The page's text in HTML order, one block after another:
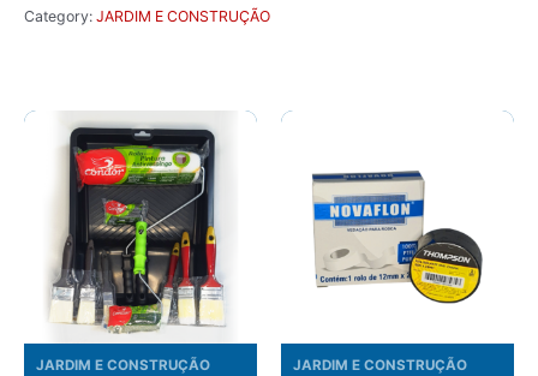
Category: JARDIM E CONSTRUÇÃO
JARDIM E CONSTRUÇÃO JARDIM E CONSTRUÇÃO